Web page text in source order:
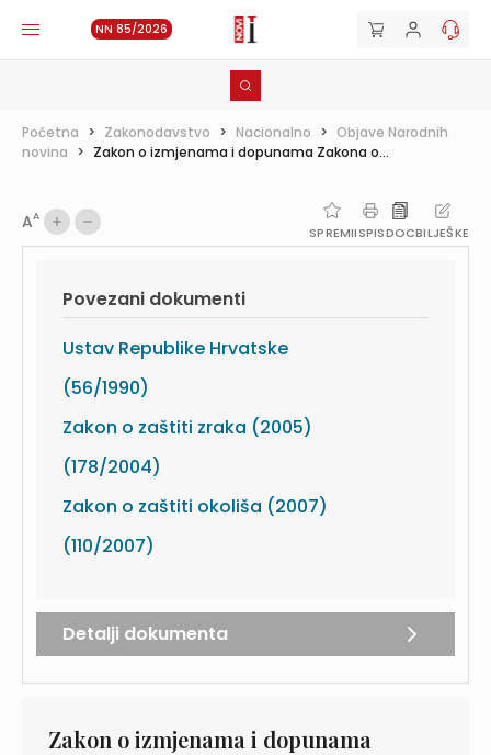
NN 85/2026
Početna > Zakonodavstvo > Nacionalno > Objave Narodnih
novina > Zakon o izmjenama i dopunama Zakona o...
AA
SPREMIISPISDOCBILJEŠKE
Povezani dokumenti
Ustav Republike Hrvatske
(56/1990)
Zakon o zaštiti zraka (2005)
(178/2004)
Zakon o zaštiti okoliša (2007)
(110/2007)
Detalji dokumenta
Zakon o izmjenama i dopunama